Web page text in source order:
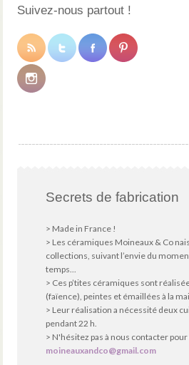
Suivez-nous partout !
Secrets de fabrication
> Made in France !
> Les céramiques Moineaux & Co
collections, suivant l’envie du
temps...
> Ces p’tites céramiques sont
(faïence), peintes et émaillées à la
> Leur réalisation a nécessité deux
pendant 22 h.
> N'hésitez pas à nous contacter
moineauxandco@gmail.com